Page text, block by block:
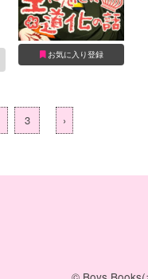
お気に入り登録
3 ›